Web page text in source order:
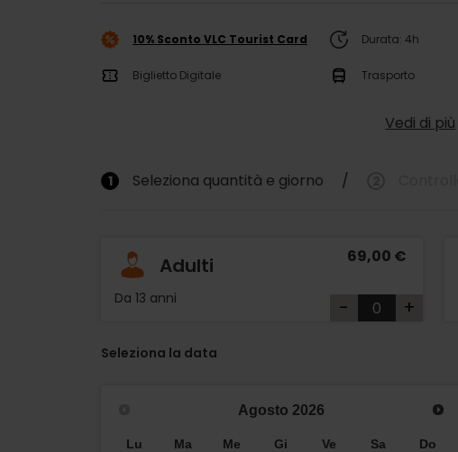
10% Sconto VLC Tourist Card Durata: 4h
Biglietto Digitale Trasporto
Vedi di più
1 Seleziona quantità e giorno /
Adulti
Da 13 anni
69,00 €
- +
Seleziona la data
Agosto 2026
Lu Ma Me Gi Ve Sa Do